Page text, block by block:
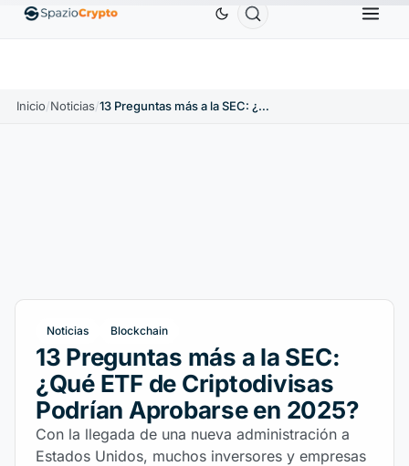
EthereumETH1880,58 US$ TetherUSDT 0,9991 US$ BNBBNB
Inicio/Noticias/ 13 Preguntas más a la SEC: ¿Qué ETF de Criptodivisas Podrían Aprobarse en 2025?
Noticias Blockchain
13 Preguntas más a la SEC:
¿Qué ETF de Criptodivisas
Podrían Aprobarse en 2025?
Con la llegada de una nueva administración a
Estados Unidos, muchos inversores y empresas